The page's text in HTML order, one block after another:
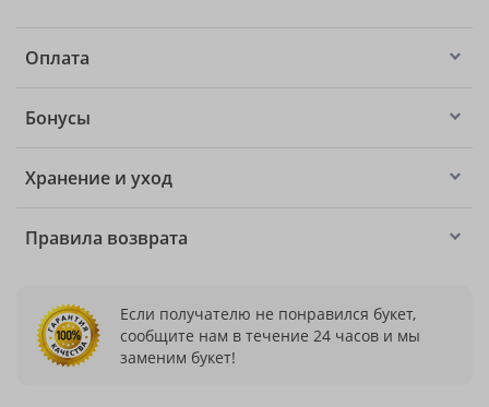
Оплата
Бонусы
Хранение и уход
Правила возврата
Если получателю не понравился букет,
сообщите нам в течение 24 часов и мы
заменим букет!